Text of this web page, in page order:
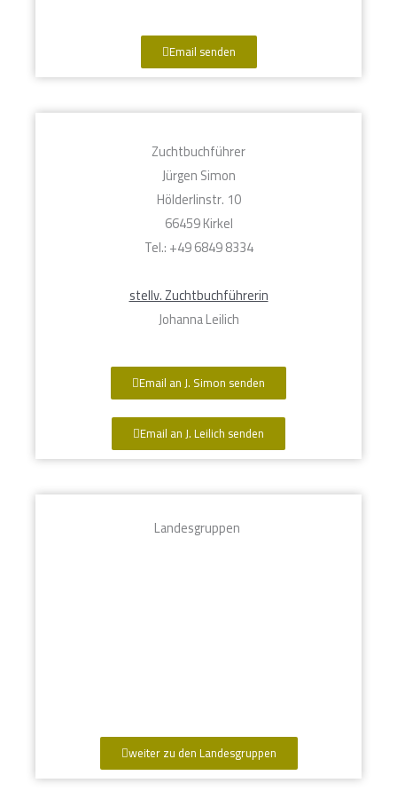
Email senden
Zuchtbuchführer
Jürgen Simon
Hölderlinstr. 10
66459 Kirkel
Tel.: +49 6849 8334
stellv. Zuchtbuchführerin
Johanna Leilich
Email an J. Simon senden
Email an J. Leilich senden
Landesgruppen
weiter zu den Landesgruppen